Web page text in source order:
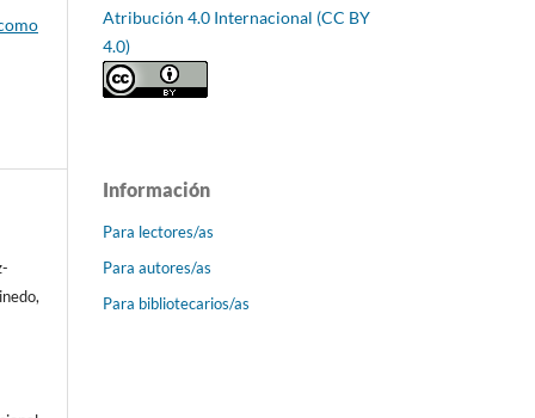
Atribución 4.0 Internacional (CC BY
4.0)
Información
Para lectores/as
Para autores/as
Para bibliotecarios/as